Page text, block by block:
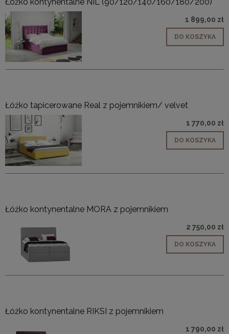
1 899,00 zł
DO KOSZYKA
Łóżko tapicerowane Real z pojemnikiem/ velvet
1 770,00 zł
DO KOSZYKA
Łóżko kontynentalne MORA z pojemnikiem
2 750,00 zł
DO KOSZYKA
Łóżko kontynentalne RIKSI z pojemnikiem
1 790,00 zł